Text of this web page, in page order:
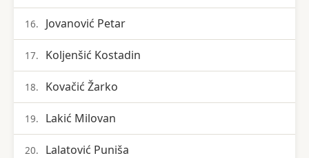
16. Jovanović Petar
17. Koljenšić Kostadin
18. Kovačić Žarko
19. Lakić Milovan
20. Lalatović Puniša